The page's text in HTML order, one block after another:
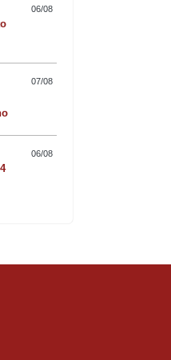
no canal
demanda
o
camarão
06/08
07/08
06/08